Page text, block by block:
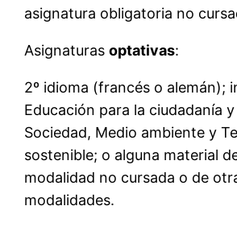
asignatura obligatoria no
Asignaturasoptativas:
2º idioma (francés o alemán);
Educación para la ciudadanía y
Sociedad, Medio ambiente y
sostenible; o alguna material
modalidad no cursada o de
modalidades.